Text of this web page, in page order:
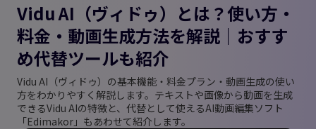
Vidu AI（ヴィドゥ）とは？使い方・
料金・動画生成方法を解説｜おすす
め代替ツールも紹介
Vidu AI（ヴィドゥ）の基本機能・料金プラン・動画生成の使い
方をわかりやすく解説します。テキストや画像から動画を生成
できるVidu AIの特徴と、代替として使えるAI動画編集ソフト
「Edimakor」もあわせて紹介します。